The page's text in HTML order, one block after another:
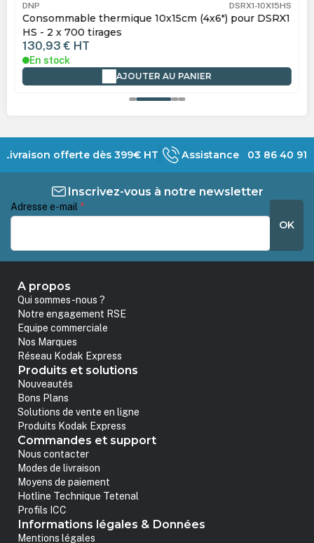
DNP DSRX1-10X15HS
Consommable thermique 10x15cm (4x6") pour DSRX1
HS - 2 x 700 tirages
130,93 € HT
En stock
AJOUTER AU PANIER
Livraison offerte dès 399€ HT Assistance 03 86 40 91
Inscrivez-vous à notre newsletter
Adresse e-mail *
OK
A propos
Qui sommes-nous ?
Notre engagement RSE
Equipe commerciale
Nos Marques
Réseau Kodak Express
Produits et solutions
Nouveautés
Bons Plans
Solutions de vente en ligne
Produits Kodak Express
Commandes et support
Nous contacter
Modes de livraison
Moyens de paiement
Hotline Technique Tetenal
Profils ICC
Informations légales & Données
Mentions légales